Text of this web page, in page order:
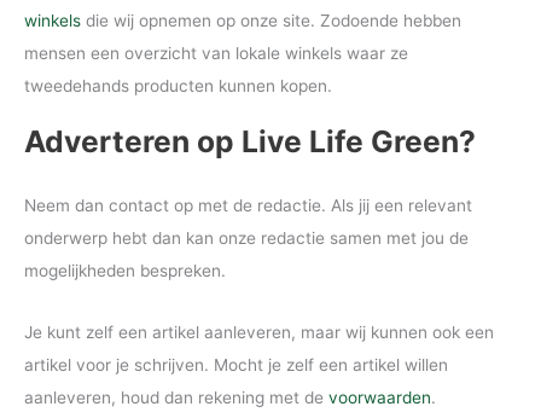
winkels die wij opnemen op onze site. Zodoende hebben
mensen een overzicht van lokale winkels waar ze
tweedehands producten kunnen kopen.
Adverteren op Live Life Green?
Neem dan contact op met de redactie. Als jij een relevant
onderwerp hebt dan kan onze redactie samen met jou de
mogelijkheden bespreken.
Je kunt zelf een artikel aanleveren, maar wij kunnen ook een
artikel voor je schrijven. Mocht je zelf een artikel willen
aanleveren, houd dan rekening met de voorwaarden.